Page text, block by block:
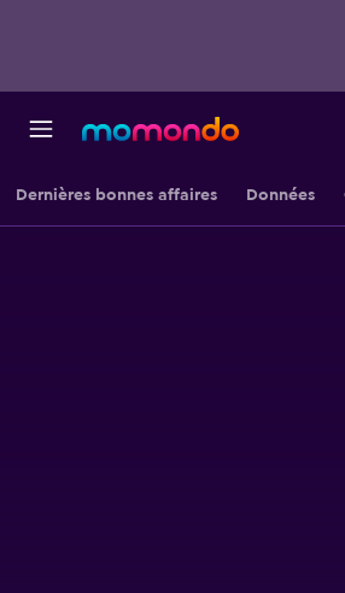
Dernières bonnes affaires Données